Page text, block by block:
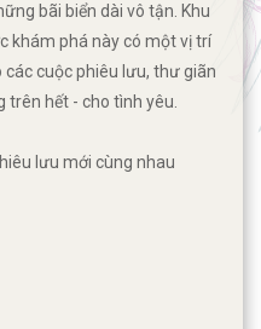
bãi biển dài vô tận. Khu
khám phá này có một vị trí
cuộc phiêu lưu, thư giãn
trên hết - cho tình yêu.
lưu mới cùng nhau